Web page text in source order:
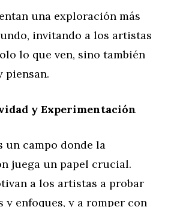
una exploración más
invitando a los artistas
lo que ven, sino también
piensan.
y Experimentación
un campo donde la
juega un papel crucial.
a los artistas a probar
y enfoques, y a romper con